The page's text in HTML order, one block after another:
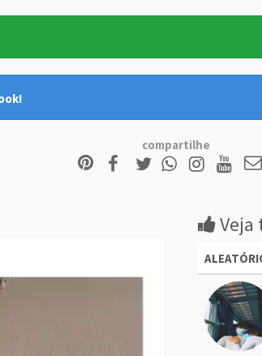
compartilhe
Veja